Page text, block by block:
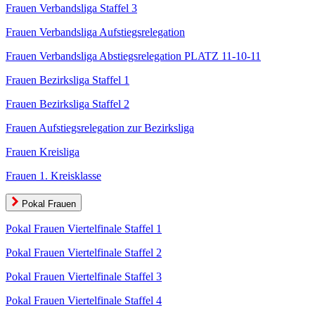
Frauen Verbandsliga Staffel 3
Frauen Verbandsliga Aufstiegsrelegation
Frauen Verbandsliga Abstiegsrelegation PLATZ 11-10-11
Frauen Bezirksliga Staffel 1
Frauen Bezirksliga Staffel 2
Frauen Aufstiegsrelegation zur Bezirksliga
Frauen Kreisliga
Frauen 1. Kreisklasse
Pokal Frauen
Pokal Frauen Viertelfinale Staffel 1
Pokal Frauen Viertelfinale Staffel 2
Pokal Frauen Viertelfinale Staffel 3
Pokal Frauen Viertelfinale Staffel 4